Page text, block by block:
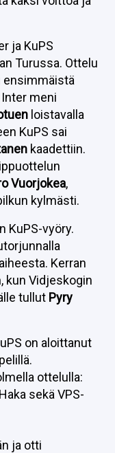
ja KuPS
Turussa. Ottelu
ensimmäistä
meni
loistavalla
KuPS sai
kaadettiin.
Vuorjokea,
kylmästi.
KuPS-vyöry.
Kerran
kun Vidjeskogin
tullut Pyry
on aloittanut
ottelulla:
sekä VPS-
ja otti